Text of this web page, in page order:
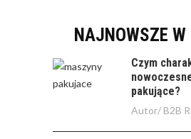
NAJNOWSZE W
Czym
pakujące?
Autor/ B2B